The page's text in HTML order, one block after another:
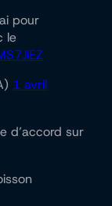
pour
le
1 avril
d’accord sur